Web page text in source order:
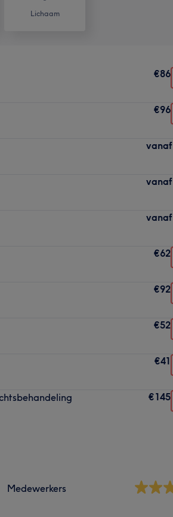
Lichaam
€86
€96
vanaf
vanaf
vanaf
€62
€92
€52
€41
€145
Medewerkers